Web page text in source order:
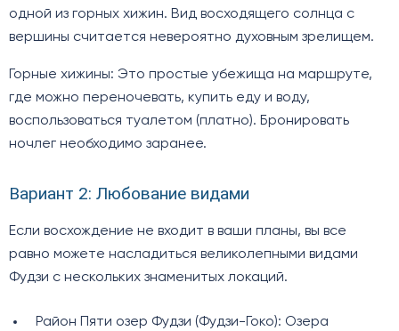
одной из горных хижин. Вид восходящего солнца с
вершины считается невероятно духовным зрелищем.
Горные хижины: Это простые убежища на маршруте,
где можно переночевать, купить еду и воду,
воспользоваться туалетом (платно). Бронировать
ночлег необходимо заранее.
Вариант 2: Любование видами
Если восхождение не входит в ваши планы, вы все
равно можете насладиться великолепными видами
Фудзи с нескольких знаменитых локаций.
Район Пяти озер Фудзи (Фудзи-Гоко): Озера